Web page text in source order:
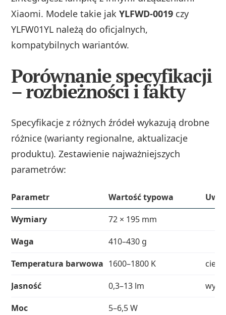
Xiaomi. Modele takie jakYLFWD‑0019 czy
YLFW01YL należą do oficjalnych,
kompatybilnych wariantów.
Porównanie specyfikacji
– rozbieżności i fakty
Specyfikacje z różnych źródeł wykazują drobne
różnice (warianty regionalne, aktualizacje
produktu). Zestawienie najważniejszych
parametrów:
Parametr Wartość typowa
Wymiary
72 × 195 mm
Waga
410–430 g
Temperatura barwowa 1600–1800 K
Jasność
0,3–13 lm
Moc
5–6,5 W